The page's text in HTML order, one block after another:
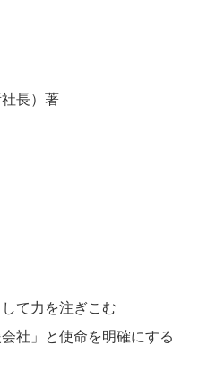
長）著
て力を注ぎこむ
社」と使命を明確にする